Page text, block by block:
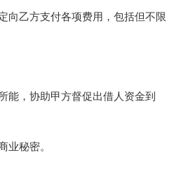
乙方支付各项费用，包括但不限
，协助甲方督促出借人资金到
秘密。